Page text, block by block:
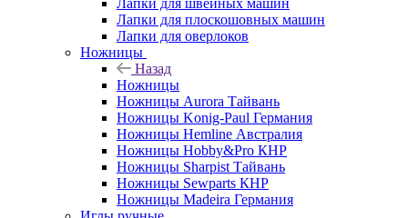
Лапки для швейных машин
Лапки для плоскошовных машин
Лапки для оверлоков
Ножницы
Назад
Ножницы
Ножницы Aurora Тайвань
Ножницы Konig-Paul Германия
Ножницы Hemline Австралия
Ножницы Hobby&Pro КНР
Ножницы Sharpist Тайвань
Ножницы Sewparts КНР
Ножницы Madeira Германия